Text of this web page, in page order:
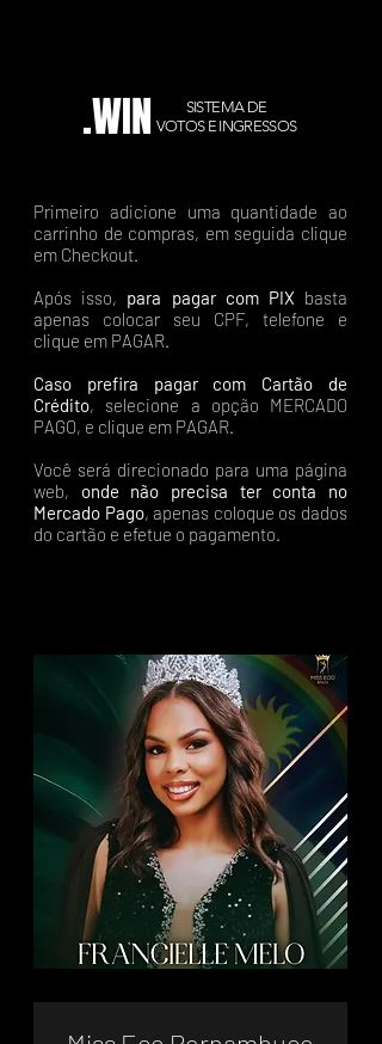
.WIN
SISTEMA DE
VOTOS E INGRESSOS
Primeiro adicione uma quantidade ao
carrinho de compras, em seguida clique
em Checkout.
Após isso, para pagar com PIX basta
apenas colocar seu CPF, telefone e
clique em PAGAR.
Caso prefira pagar com Cartão de
Crédito, selecione a opção MERCADO
PAGO, e clique em PAGAR.
Você será direcionado para uma página
web, onde não precisa ter conta no
Mercado Pago, apenas coloque os dados
do cartão e efetue o pagamento.